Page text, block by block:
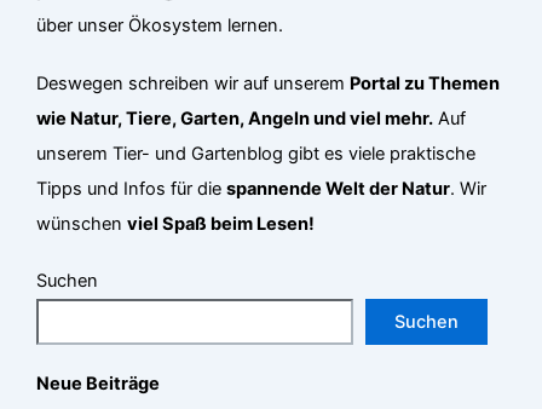
über unser Ökosystem lernen.
Deswegen schreiben wir auf unserem Portal zu Themen
wie Natur, Tiere, Garten, Angeln und viel mehr. Auf
unserem Tier- und Gartenblog gibt es viele praktische
Tipps und Infos für diespannende Welt der Natur. Wir
wünschenviel Spaß beim Lesen!
Suchen
Suchen
Neue Beiträge